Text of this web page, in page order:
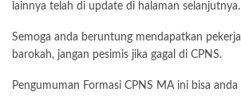
lainnya telah di update di halaman selanjutnya.
Semoga anda beruntung mendapatkan
barokah, jangan pesimis jika gagal di CPNS.
Pengumuman Formasi CPNS MA ini bisa